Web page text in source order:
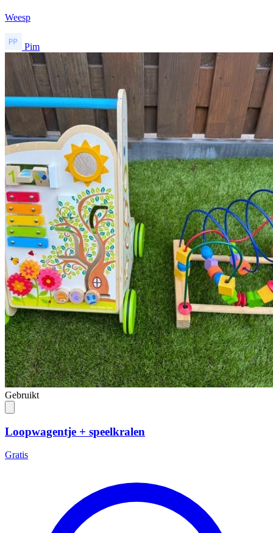
Weesp
Pim
Gebruikt
Loopwagentje + speelkralen
Gratis